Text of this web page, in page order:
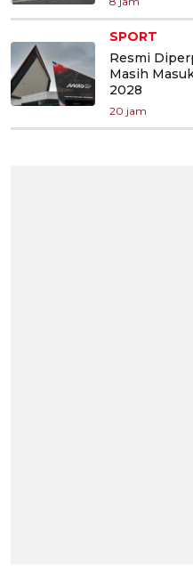
SPORT
Resmi
Masih
2028
20 jam